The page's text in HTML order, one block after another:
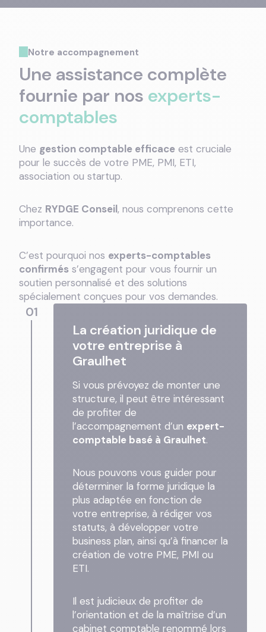
Notre accompagnement
Une assistance complète
fournie par nos experts-
comptables
Une gestion comptable efficace est cruciale
pour le succès de votre PME, PMI, ETI,
association ou startup.
Chez RYDGE Conseil, nous comprenons cette
importance.
C’est pourquoi nos experts-comptables
confirmés s’engagent pour vous fournir un
soutien personnalisé et des solutions
spécialement conçues pour vos demandes.
01
La création juridique de
votre entreprise à
Graulhet
Si vous prévoyez de monter une
structure, il peut être intéressant
de profiter de
l’accompagnement d’un expert-
comptable basé à Graulhet.
Nous pouvons vous guider pour
déterminer la forme juridique la
plus adaptée en fonction de
votre entreprise, à rédiger vos
statuts, à développer votre
business plan, ainsi qu’à financer la
création de votre PME, PMI ou
ETI.
Il est judicieux de profiter de
l’orientation et de la maîtrise d’un
cabinet comptable renommé lors